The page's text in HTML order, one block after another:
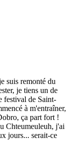
suis remonté du
je tiens un de
festival de Saint-
à m'entraîner,
ça part fort !
Chteumeuleuh, j'ai
jours... serait-ce